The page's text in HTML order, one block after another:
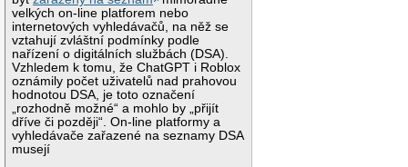
velkých on-line platforem nebo
internetových vyhledávačů, na něž se
vztahují zvláštní podmínky podle
nařízení o digitálních službách (DSA).
Vzhledem k tomu, že ChatGPT i Roblox
oznámily počet uživatelů nad prahovou
hodnotou DSA, je toto označení
„rozhodně možné“ a mohlo by „přijít
dříve či později“. On-line platformy a
vyhledávače zařazené na seznamy DSA
musejí